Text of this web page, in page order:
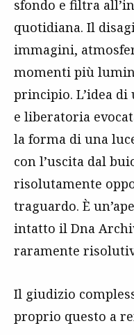
sfondo e filtra
quotidiana. Il
immagini,
momenti più
principio. L’idea
e liberatoria
la forma di una
con l’uscita dal
risolutamente
traguardo. È
intatto il Dna
raramente
Il giudizio
proprio questo a